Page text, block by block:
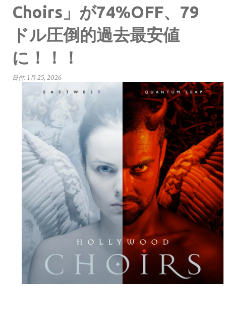
Choirs」が74%OFF、79
ドル圧倒的過去最安値
に！！！
日付: 1月 25, 2026